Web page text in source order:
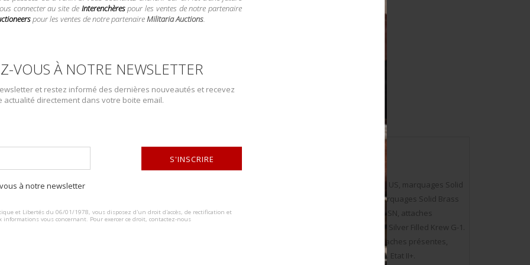
connecter au site de Interenchèrespour les ventes de notre partenaire
pour les ventes de notre partenaireMilitaria Auctions.
VOUS À NOTRE NEWSLETTER
et restez informé des dernières nouveautés et recevez
actualité directement dans votre boite email.
à notre newsletter
S'INSCRIRE
et Libertés du 06/01/1978, vous disposez d'un droit d'accès, de rectification et
informations vous concernant. Pour exercer ce droit, contactez-nous
Insignes US Navy. Comprenant une boucle de ceinturon en laiton, avec rajout de l’insigne de l’aéronavale US, marquages Solid
Brass Made In USA. Une boucle de ceinturon en laiton, avec rajout de l’insigne des sous-mariniers US, marquages Solid Brass
Made In USA. Un insigne métallique représentant une ancre de marine. Un insigne de coiffure en métal, USN, attaches
complètes, marquages Sterling. Un insigne de pieds lourds, les attaches sont présentes, marquages 1/20 Silver Filled Krew G-1.
Une épingle à cravate marquée USN. Un insigne en métal, marquages United States Maritime Service, attaches présentes,
marquages Sterling Coro. A noter une certaine usure et patine de la pièce. Divers périodes de fabrication. Etat II+.